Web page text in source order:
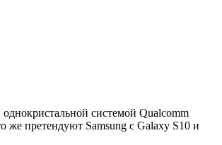
системой Qualcomm
же претендуют Samsung с Galaxy S10 и